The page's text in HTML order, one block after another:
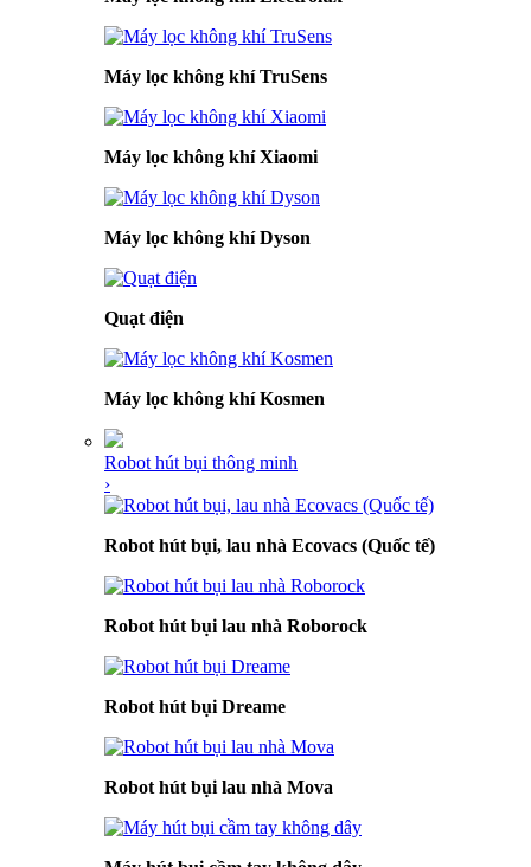
Máy lọc không khí TruSens
Máy lọc không khí Xiaomi
Máy lọc không khí Dyson
Quạt điện
Máy lọc không khí Kosmen
Robot hút bụi thông minh
›
Robot hút bụi, lau nhà Ecovacs (Quốc tế)
Robot hút bụi lau nhà Roborock
Robot hút bụi Dreame
Robot hút bụi lau nhà Mova